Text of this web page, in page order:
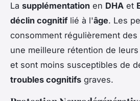
La supplémentation en DHA et
déclin cognitiflié à l'âge. Les
consomment régulièrement des
une meilleure rétention de
et sont moins susceptibles de
troubles cognitifs graves.